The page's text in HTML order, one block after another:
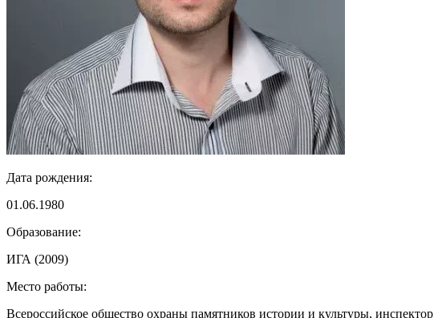
Дата рождения:
01.06.1980
Образование:
ИГА (2009)
Место работы:
Всероссийское общество охраны памятников истории и культуры, инспектор